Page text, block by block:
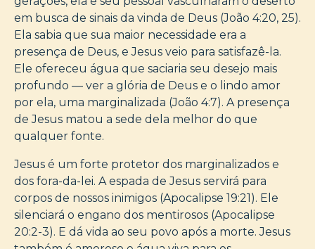
em busca de sinais da vinda de Deus (João 4:20, 25).
Ela sabia que sua maior necessidade era a
presença de Deus, e Jesus veio para satisfazê-la.
Ele ofereceu água que saciaria seu desejo mais
profundo — ver a glória de Deus e o lindo amor
por ela, uma marginalizada (João 4:7). A presença
de Jesus matou a sede dela melhor do que
qualquer fonte.
Jesus é um forte protetor dos marginalizados e
dos fora-da-lei. A espada de Jesus servirá para
corpos de nossos inimigos (Apocalipse 19:21). Ele
silenciará o engano dos mentirosos (Apocalipse
20:2-3). E dá vida ao seu povo após a morte. Jesus